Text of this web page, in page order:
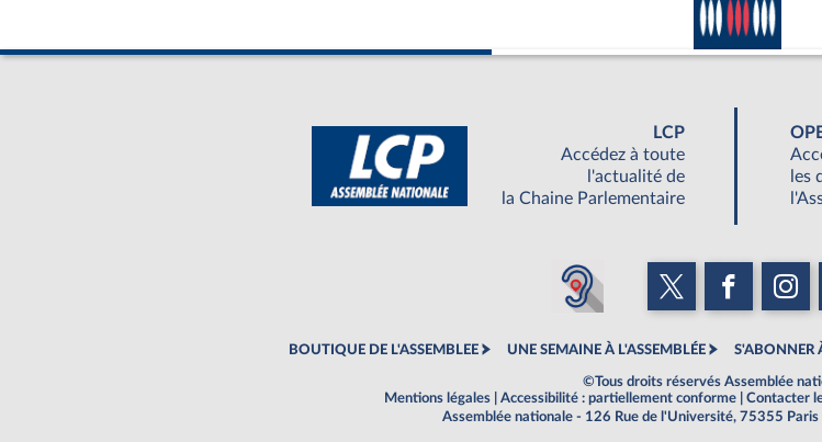
LCP
Accédez à toute
l'actualité de
la Chaine Parlementaire
les
BOUTIQUE DE L'ASSEMBLEE UNE SEMAINE À L'ASSEMBLÉE S'ABONNER
©Tous droits réservés Assemblée
Mentions légales
Accessibilité : partiellement conforme Contacter
Assemblée nationale - 126 Rue de l'Université, 75355